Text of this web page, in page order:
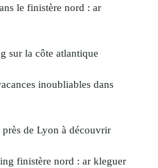
le finistère nord : ar
sur la côte atlantique
inoubliables dans
de Lyon à découvrir
finistère nord : ar kleguer